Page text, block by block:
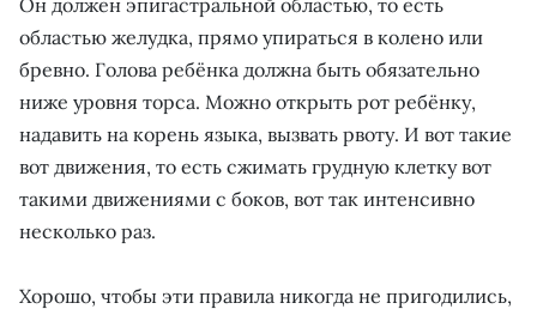
областью желудка, прямо упираться в колено или
бревно. Голова ребёнка должна быть обязательно
ниже уровня торса. Можно открыть рот ребёнку,
надавить на корень языка, вызвать рвоту. И вот такие
вот движения, то есть сжимать грудную клетку вот
такими движениями с боков, вот так интенсивно
несколько раз.
Хорошо, чтобы эти правила никогда не пригодились,